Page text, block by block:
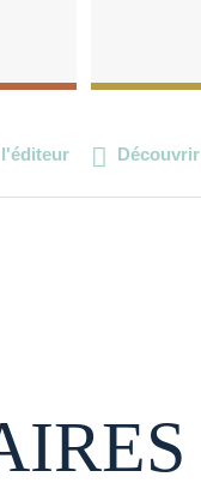
Découvrir